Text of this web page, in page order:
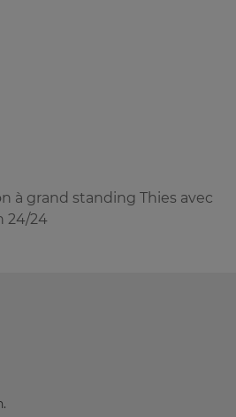
à grand standing Thies avec
24/24